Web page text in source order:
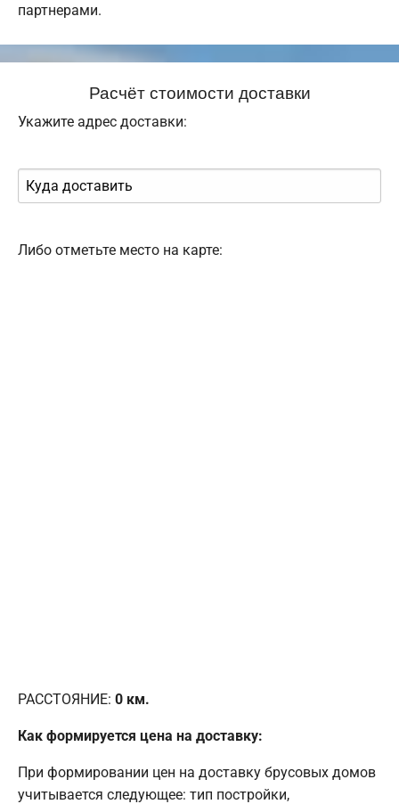
партнерами.
Расчёт стоимости доставки
Укажите адрес доставки:
Либо отметьте место на карте:
РАССТОЯНИЕ: 0 км.
Как формируется цена на доставку:
При формировании цен на доставку брусовых домов
учитывается следующее: тип постройки,